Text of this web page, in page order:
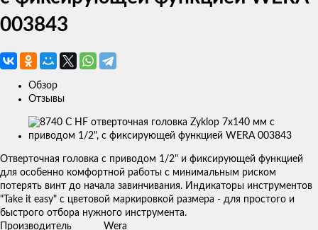
003843
Обзор
Отзывы
Изображения
товаров
Отверточная головка с приводом 1/2" и фиксирующей функцией
для особенно комфортной работы с минимальным риском
потерять винт до начала завинчивания. Индикаторы инструментов
"Take it easy" с цветовой маркировкой размера - для простого и
быстрого отбора нужного инструмента.
Производитель
Wera